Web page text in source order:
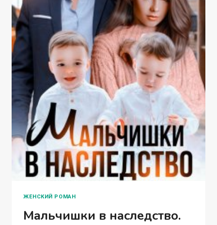
ЖЕНСКИЙ РОМАН
Мальчишки в наследство.